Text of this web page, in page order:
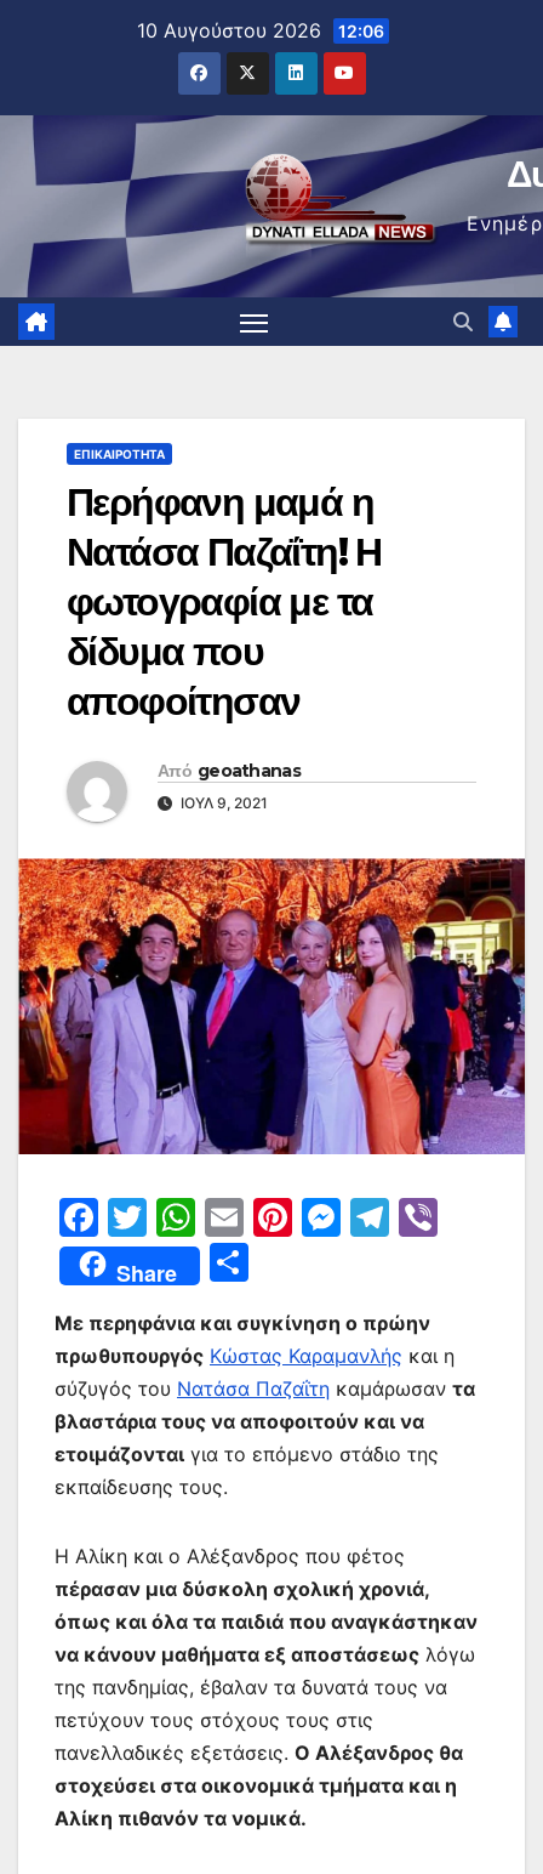
10 Αυγούστου 2026 12:06
ΕΠΙΚΑΙΡΌΤΗΤΑ
Περήφανη μαμά η
Νατάσα Παζαΐτη! Η
φωτογραφία με τα
δίδυμα που
αποφοίτησαν
Από geoathanas
ΙΟΎΛ 9, 2021
F
a
c
e
b
o
o
k
T
w
itt
er
W
h
at
s
A
p
p
E
m
ai
l
Pi
e
st
M
s
e
n
g
T
gr
a
m
Share
ρ
α
σ
τε
Με περηφάνια και συγκίνηση ο πρώην
πρωθυπουργός Κώστας Καραμανλής και η
σύζυγός του Νατάσα Παζαΐτη καμάρωσαν τα
βλαστάρια τους να αποφοιτούν και να
ετοιμάζονται για το επόμενο στάδιο της
εκπαίδευσης τους.
Η Αλίκη και ο Αλέξανδρος που φέτος
πέρασαν μια δύσκολη σχολική χρονιά,
όπως και όλα τα παιδιά που αναγκάστηκαν
να κάνουν μαθήματα εξ αποστάσεως λόγω
της πανδημίας, έβαλαν τα δυνατά τους να
πετύχουν τους στόχους τους στις
πανελλαδικές εξετάσεις. Ο Αλέξανδρος θα
στοχεύσει στα οικονομικά τμήματα και η
Αλίκη πιθανόν τα νομικά.